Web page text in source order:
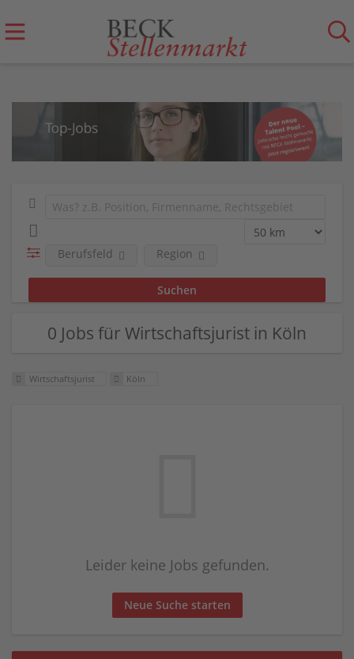
Berufsfeld Region
0 Jobs für Wirtschaftsjurist in Köln
Wirtschaftsjurist Köln
Leider keine Jobs gefunden.
Neue Suche starten